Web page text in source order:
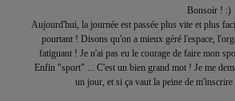
Bonsoir ! :)
Aujourd'hui, la journée est passée plus vite et plus
pourtant ! Disons qu'on a mieux géré l'espace,
fatiguant ! Je n'ai pas eu le courage de faire mon
Enfin "sport" ... C'est un bien grand mot ! Je me
un jour, et si ça vaut la peine de m'inscrire